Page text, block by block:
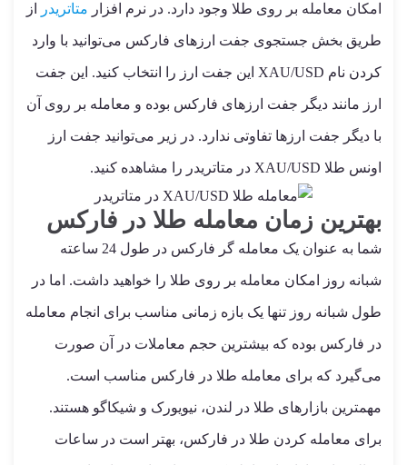
امکان معامله بر روی طلا وجود دارد. در نرم افزار متاتریدر از
طریق بخش جستجوی جفت ارزهای فارکس می‌توانید با وارد
کردن نام XAU/USD این جفت ارز را انتخاب کنید. این جفت
ارز مانند دیگر جفت ارزهای فارکس بوده و معامله بر روی آن
با دیگر جفت ارزها تفاوتی ندارد. در زیر می‌توانید جفت ارز
اونس طلا XAU/USD در متاتریدر را مشاهده کنید.
بهترین زمان معامله طلا در فارکس
شما به عنوان یک معامله گر فارکس در طول 24 ساعته
شبانه روز امکان معامله بر روی طلا را خواهید داشت. اما در
طول شبانه روز تنها یک بازه زمانی مناسب برای انجام معامله
در فارکس بوده که بیشترین حجم معاملات در آن صورت
می‌گیرد که برای معامله طلا در فارکس مناسب است.
مهمترین بازارهای طلا در لندن، نیویورک و شیکاگو هستند.
برای معامله کردن طلا در فارکس، بهتر است در ساعات